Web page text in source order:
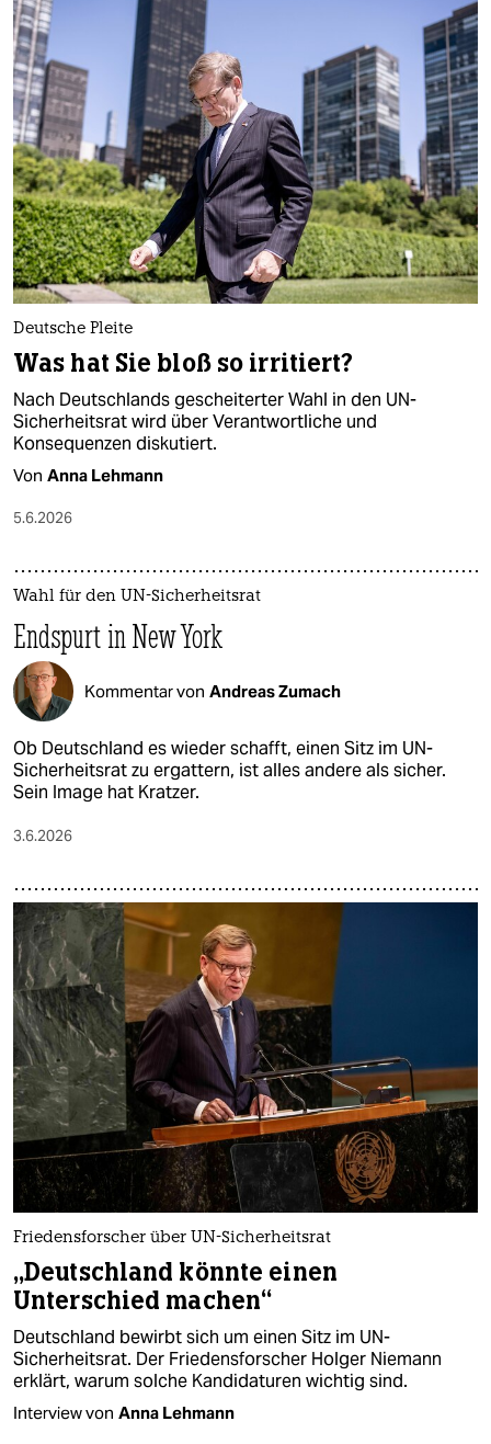
Deutsche Pleite
Was hat Sie bloß so irritiert?
Nach Deutschlands gescheiterter Wahl in den UN-
Sicherheitsrat wird über Verantwortliche und
Konsequenzen diskutiert.
Von Anna Lehmann
5.6.2026
Wahl für den UN-Sicherheitsrat
Endspurt in New York
Kommentar von Andreas Zumach
Ob Deutschland es wieder schafft, einen Sitz im UN-
Sicherheitsrat zu ergattern, ist alles andere als sicher.
Sein Image hat Kratzer.
3.6.2026
Friedensforscher über UN-Sicherheitsrat
„Deutschland könnte einen
Unterschied machen“
Deutschland bewirbt sich um einen Sitz im UN-
Sicherheitsrat. Der Friedensforscher Holger Niemann
erklärt, warum solche Kandidaturen wichtig sind.
Interview von Anna Lehmann